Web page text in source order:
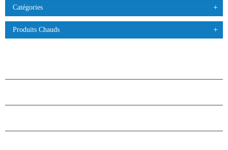
Catégories
Produits Chauds